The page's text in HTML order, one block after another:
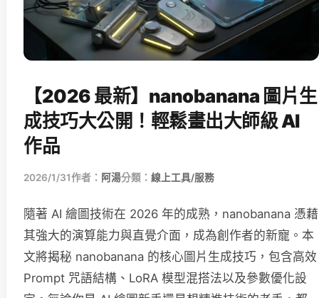
【2026 最新】nanobanana 圖片生
成技巧大公開！輕鬆畫出大師級 AI
作品
2026/1/31作者： 阿湯分類： 線上工具/服務
隨著 AI 繪圖技術在 2026 年的成熟，nanobanana 憑藉
其強大的演算能力與直覺介面，成為創作者的新寵。本
文將揭秘 nanobanana 的核心圖片生成技巧，包含高效
Prompt 咒語結構、LoRA 模型混搭法以及參數優化設